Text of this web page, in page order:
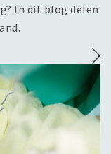
In dit blog delen